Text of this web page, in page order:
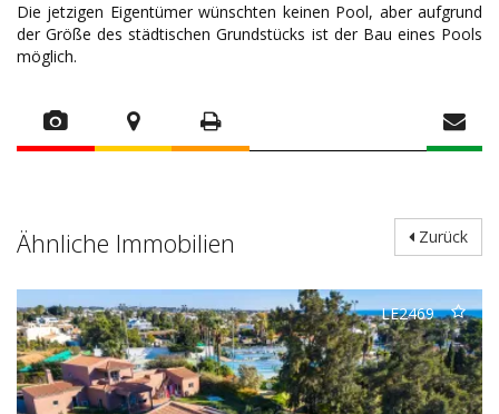
Die jetzigen Eigentümer wünschten keinen Pool, aber aufgrund
der Größe des städtischen Grundstücks ist der Bau eines Pools
möglich.
Zurück
Ähnliche Immobilien
LE2469